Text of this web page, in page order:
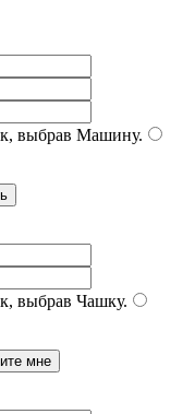
выбрав Машину.
выбрав Чашку.